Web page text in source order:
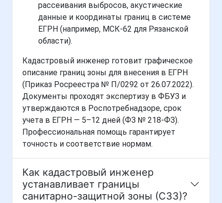
рассеивания выбросов, акустические
данные и координаты границ в системе
ЕГРН (например, МСК-62 для Рязанской
области).
Кадастровый инженер готовит графическое
описание границ зоны для внесения в ЕГРН
(Приказ Росреестра № П/0292 от 26.07.2022).
Документы проходят экспертизу в ФБУЗ и
утверждаются в Роспотребнадзоре, срок
учета в ЕГРН — 5–12 дней (ФЗ № 218-ФЗ).
Профессиональная помощь гарантирует
точность и соответствие нормам.
Как кадастровый инженер
устанавливает границы
санитарно-защитной зоны (СЗЗ)?